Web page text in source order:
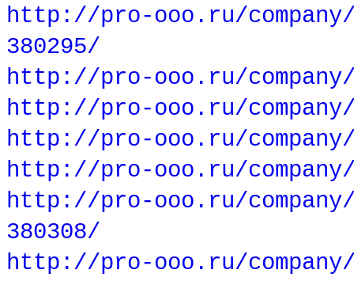
http://pro-ooo.ru/
380295/
http://pro-ooo.ru/
http://pro-ooo.ru/
http://pro-ooo.ru/
http://pro-ooo.ru/
http://pro-ooo.ru/
380308/
http://pro-ooo.ru/